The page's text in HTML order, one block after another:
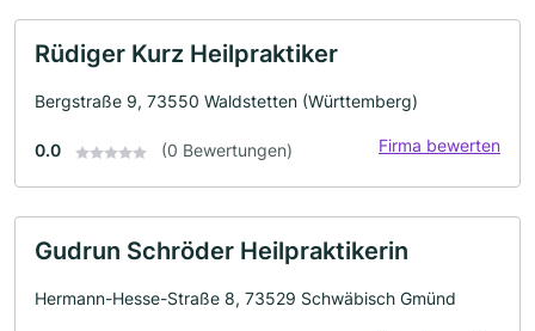
Rüdiger Kurz Heilpraktiker
Bergstraße 9, 73550 Waldstetten (Württemberg)
0.0 (0 Bewertungen) Firma bewerten
Gudrun Schröder Heilpraktikerin
Hermann-Hesse-Straße 8, 73529 Schwäbisch Gmünd